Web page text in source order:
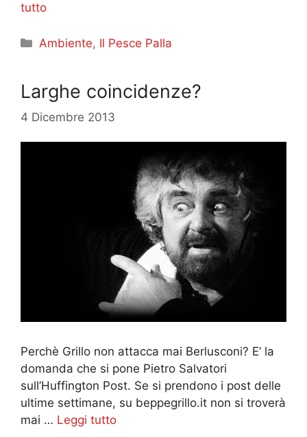
tutto
Categorie
Ambiente, Il Pesce Palla
Larghe coincidenze?
4 Dicembre 2013
Perchè Grillo non attacca mai Berlusconi? E’ la
domanda che si pone Pietro Salvatori
sull’Huffington Post. Se si prendono i post delle
ultime settimane, su beppegrillo.it non si troverà
mai … Leggi tutto